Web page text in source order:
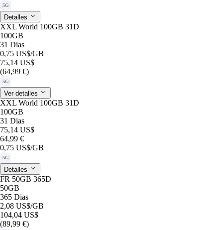
5G
Detalles
XXL World 100GB 31D
100GB
31 Dias
0,75 US$/GB
75,14 US$
(64,99 €)
5G
Ver detalles
XXL World 100GB 31D
100GB
31 Dias
75,14 US$
64,99 €
0,75 US$/GB
5G
Detalles
FR 50GB 365D
50GB
365 Dias
2,08 US$/GB
104,04 US$
(89,99 €)